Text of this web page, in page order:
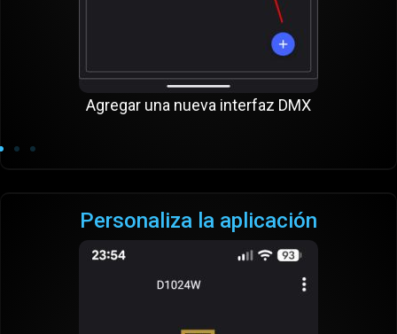
Agregar una nueva interfaz DMX
Personaliza la aplicación